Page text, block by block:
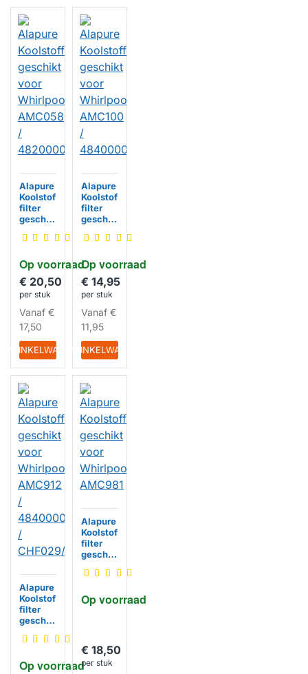
Op voorraad
Alapure
Koolstof
filter
geschik
Whirlpo
AMC05
8 /
482000
008330
€ 20,50
per stuk
Vanaf €
17,50
WINKELWAGEN
Op voorraad
Alapure
Koolstof
filter
geschik
Whirlpo
AMC10
0 /
484000
008973
€ 14,95
per stuk
Vanaf€
11,95
IN WINKELWAGEN
Op voorraad
Alapure
Koolstof
filter
geschik
Whirlpo
AMC912
HUISMERK
Op voorraad
Alapure
Koolstof
filter
geschik
Whirlpo
AMC981
€ 18,50
per stuk